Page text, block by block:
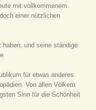
mit vollkommenem
einer nützlichen
haben, und seine ständige
für etwas anderes
Von allen Völkern
Sinn für die Schönheit